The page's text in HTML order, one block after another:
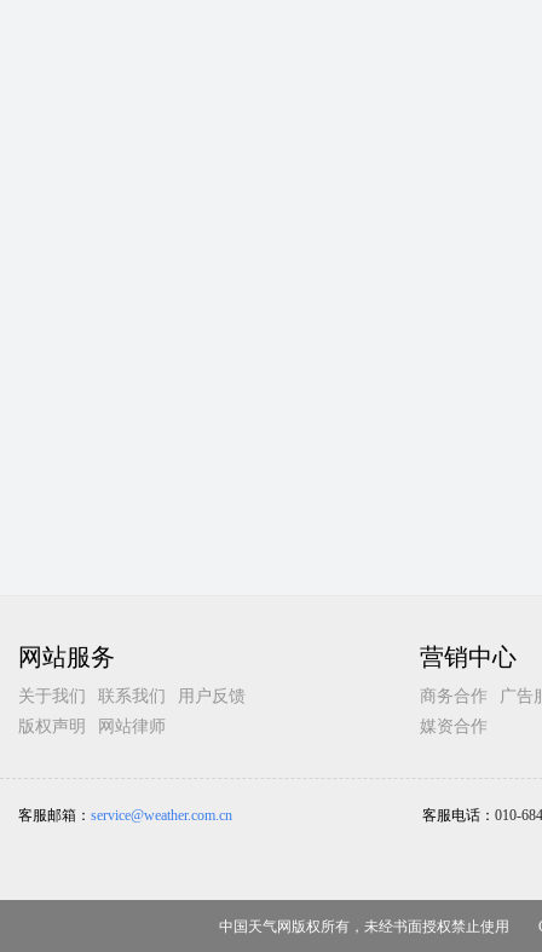
网站服务
关于我们 联系我们
用户反馈
版权声明
网站律师
营销中心
商务合作
广告
媒资合作
客服邮箱： service@weather.com.cn 客服电话： 010-
中国天气网版权所有，未经书面授权禁止使用